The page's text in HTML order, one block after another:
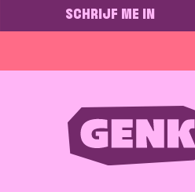
GELIEVE DIT VELD LEEG TE LATEN
SCHRIJF ME IN